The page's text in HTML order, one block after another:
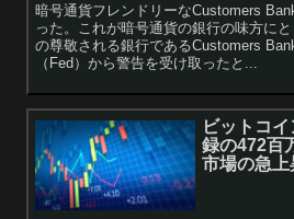
暗号通貨フレンドリーなCustomers
った。これが暗号通貨の銀行の味方に
の尊敬される銀行であるCustomers
（Fed）から警告を受け取ったと...
ビットコ
録の472百
市場の急上